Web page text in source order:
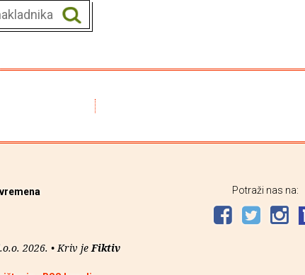
2026. • Kriv jeFiktiv
Potraži nas na: